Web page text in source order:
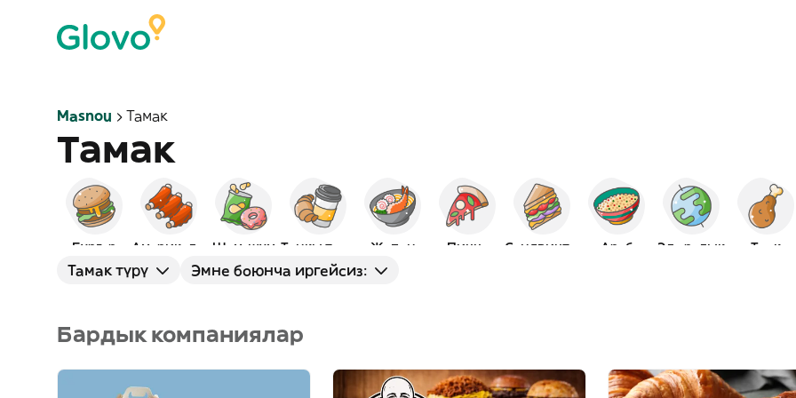
Masnou Тамак
Тамак
Бургер Шам-шум Жапон Пицца Сэндвичтер Араб Эл аралык Тоок
Тамак түрү Эмне боюнча иргейсиз:
Бардык компаниялар